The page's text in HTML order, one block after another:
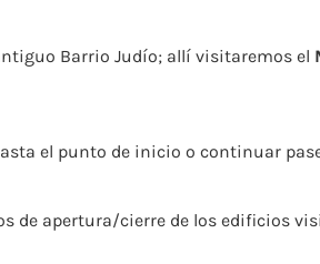
Barrio Judío; allí visitaremos el
el punto de inicio o continuar
de apertura/cierre de los edificios